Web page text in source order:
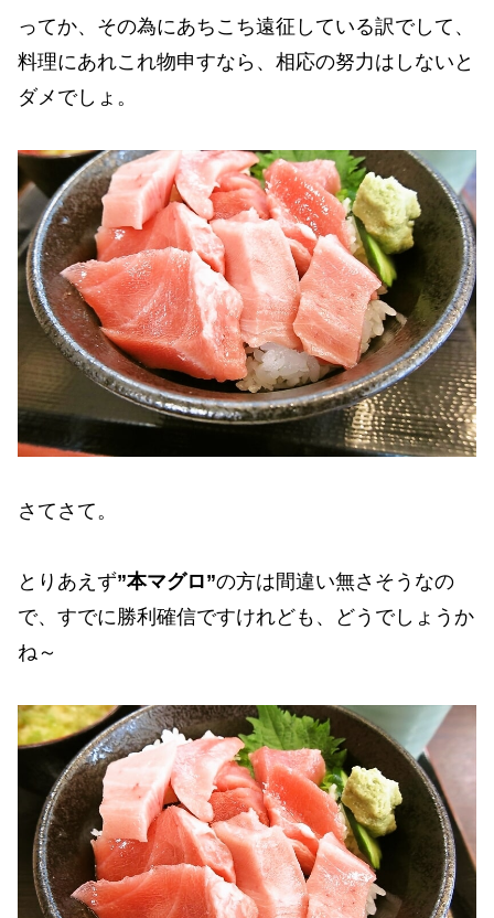
ってか、その為にあちこち遠征している訳でして、
料理にあれこれ物申すなら、相応の努力はしないと
ダメでしょ。
さてさて。
とりあえず”本マグロ”の方は間違い無さそうなの
で、すでに勝利確信ですけれども、どうでしょうか
ね～